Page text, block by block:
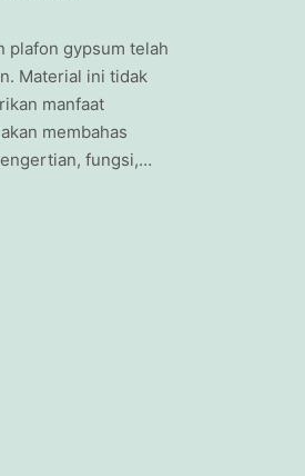
plafon gypsum telah
Material ini tidak
manfaat
membahas
fungsi,…